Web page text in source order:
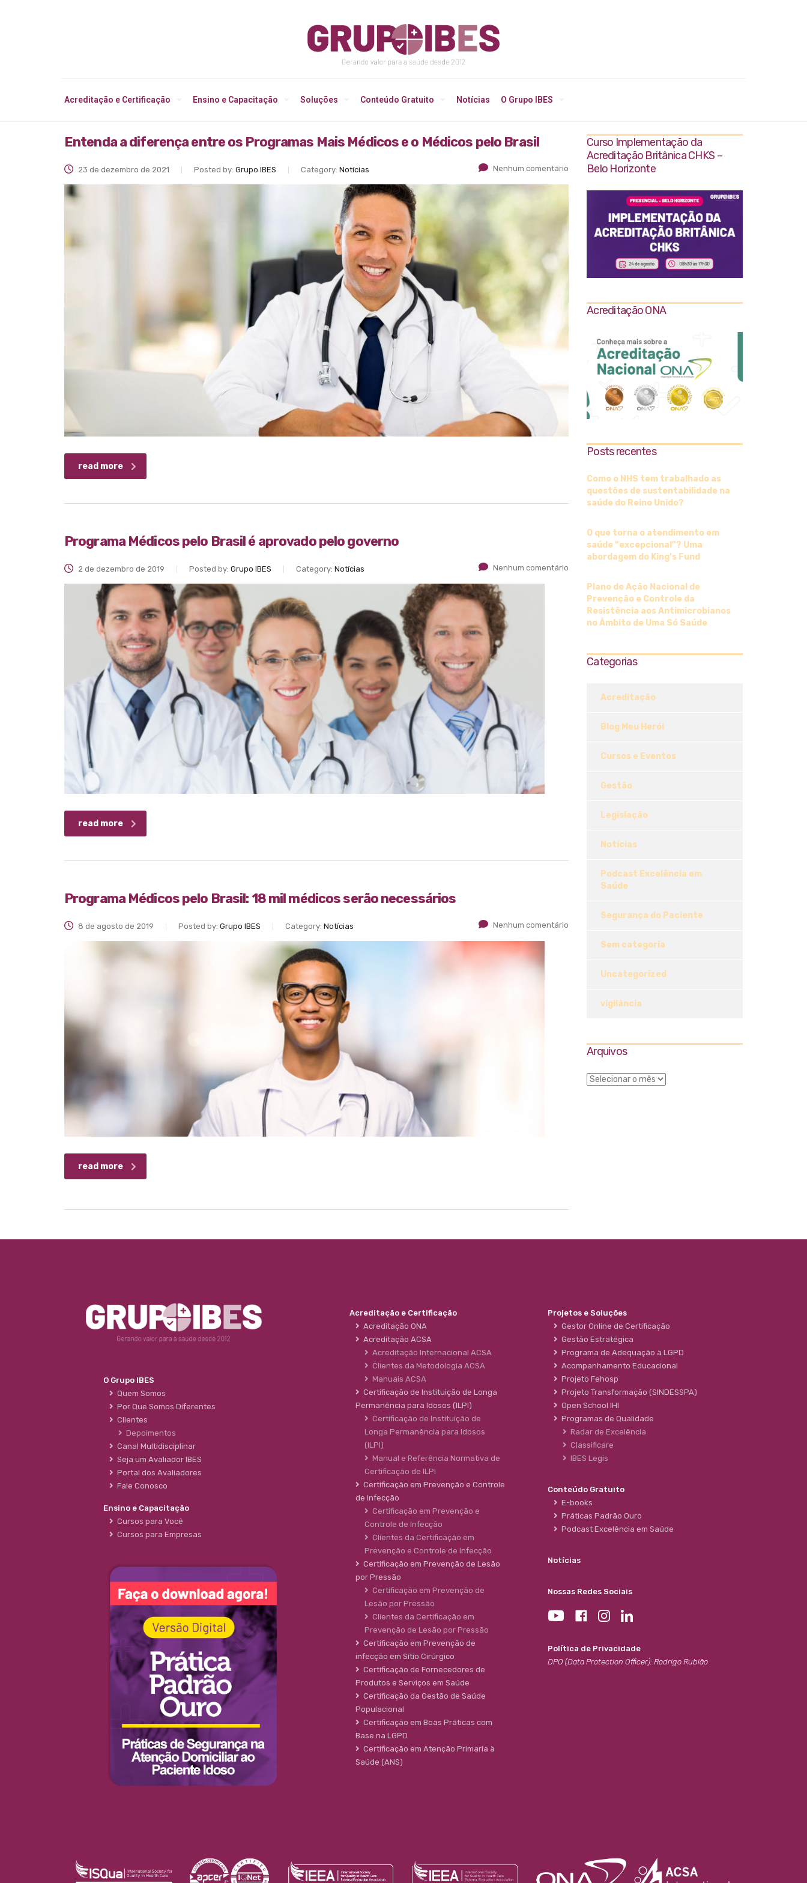
Acreditação e Certificação Ensino e Capacitação Soluções Conteúdo Gratuito Notícias O Grupo IBES
Entenda a diferença entre os Programas Mais Médicos e o Médicos pelo Brasil
23 de dezembro de 2021 Posted by: Grupo IBES Category: Notícias Nenhum comentário
read more
Programa Médicos pelo Brasil é aprovado pelo governo
2 de dezembro de 2019 Posted by: Grupo IBES Category: Notícias Nenhum comentário
read more
Programa Médicos pelo Brasil: 18 mil médicos serão necessários
8 de agosto de 2019 Posted by: Grupo IBES Category: Notícias Nenhum comentário
read more
Curso Implementação da
Acreditação Britânica CHKS –
Belo Horizonte
Acreditação ONA
Posts recentes
Como o NHS tem trabalhado as
questões de sustentabilidade na
saúde do Reino Unido?
O que torna o atendimento em
saúde “excepcional”? Uma
abordagem do King’s Fund
Plano de Ação Nacional de
Prevenção e Controle da
Resistência aos Antimicrobianos
no Âmbito de Uma Só Saúde
Categorias
Acreditação
Blog Meu Herói
Cursos e Eventos
Gestão
Legislação
Notícias
Podcast Excelência em
Saúde
Segurança do Paciente
Sem categoria
Uncategorized
vigilância
Arquivos
O Grupo IBES
Quem Somos
Por Que Somos Diferentes
Clientes
Depoimentos
Canal Multidisciplinar
Seja um Avaliador IBES
Portal dos Avaliadores
Fale Conosco
Ensino e Capacitação
Cursos para Você
Cursos para Empresas
Acreditação e Certificação
Acreditação ONA
Acreditação ACSA
Acreditação Internacional ACSA
Clientes da Metodologia ACSA
Manuais ACSA
Certificação de Instituição de Longa
Permanência para Idosos (ILPI)
Certificação de Instituição de
Longa Permanência para Idosos
(ILPI)
Manual e Referência Normativa de
Certificação de ILPI
Certificação em Prevenção e Controle
de Infecção
Certificação em Prevenção e
Controle de Infecção
Clientes da Certificação em
Prevenção e Controle de Infecção
Certificação em Prevenção de Lesão
por Pressão
Certificação em Prevenção de
Lesão por Pressão
Clientes da Certificação em
Prevenção de Lesão por Pressão
Certificação em Prevenção de
infecção em Sítio Cirúrgico
Certificação de Fornecedores de
Produtos e Serviços em Saúde
Certificação da Gestão de Saúde
Populacional
Certificação em Boas Práticas com
Base na LGPD
Certificação em Atenção Primaria à
Saúde (ANS)
Projetos e Soluções
Gestor Online de Certificação
Gestão Estratégica
Programa de Adequação à LGPD
Acompanhamento Educacional
Projeto Fehosp
Projeto Transformação (SINDESSPA)
Open School IHI
Programas de Qualidade
Radar de Excelência
Classificare
IBES Legis
Conteúdo Gratuito
E-books
Práticas Padrão Ouro
Podcast Excelência em Saúde
Notícias
Nossas Redes Sociais
Política de Privacidade
DPO (Data Protection Officer): Rodrigo Rubião